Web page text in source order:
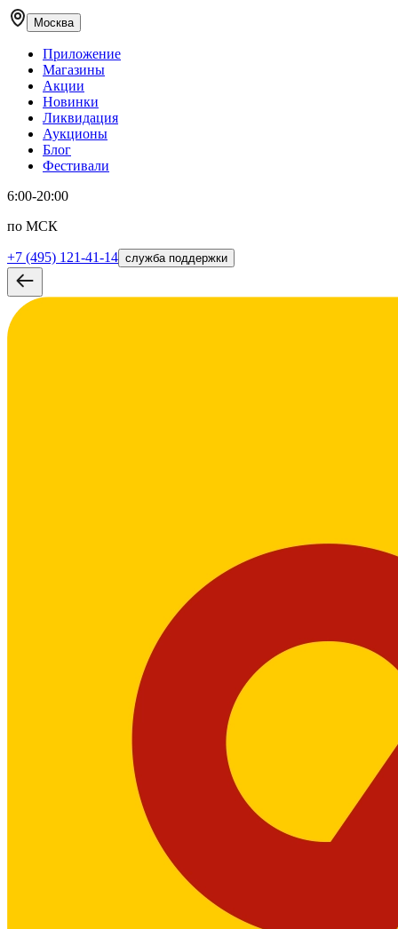
Москва
Приложение
Магазины
Акции
Новинки
Ликвидация
Аукционы
Блог
Фестивали
6:00-20:00
по МСК
+7 (495) 121-41-14 служба поддержки